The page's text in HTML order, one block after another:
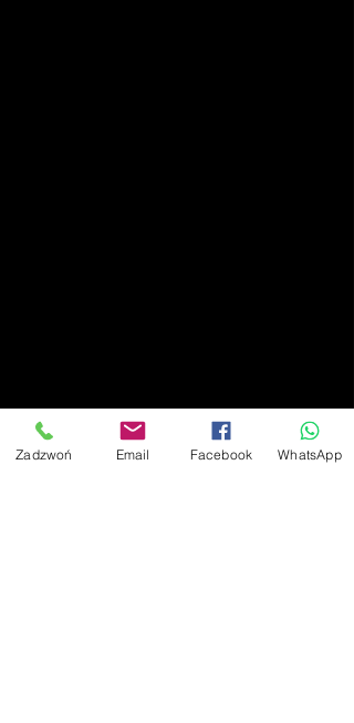
Zadzwoń Email Facebook WhatsApp